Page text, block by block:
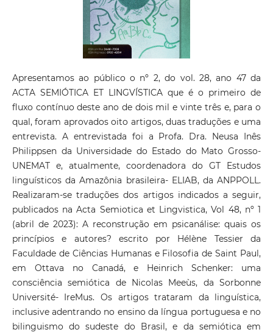
Apresentamos ao público o nº 2, do vol. 28, ano 47 da
ACTA SEMIÓTICA ET LINGVÍSTICA que é o primeiro de
fluxo contínuo deste ano de dois mil e vinte três e, para o
qual, foram aprovados oito artigos, duas traduções e uma
entrevista. A entrevistada foi a Profa. Dra. Neusa Inês
Philippsen da Universidade do Estado do Mato Grosso-
UNEMAT e, atualmente, coordenadora do GT Estudos
linguísticos da Amazônia brasileira- ELIAB, da ANPPOLL.
Realizaram-se traduções dos artigos indicados a seguir,
publicados na Acta Semiotica et Lingvistica, Vol 48, nº 1
(abril de 2023): A reconstrução em psicanálise: quais os
princípios e autores? escrito por Hélène Tessier da
Faculdade de Ciências Humanas e Filosofia de Saint Paul,
em Ottava no Canadá, e Heinrich Schenker: uma
consciência semiótica de Nicolas Meeùs, da Sorbonne
Université- IreMus. Os artigos trataram da linguística,
inclusive adentrando no ensino da língua portuguesa e no
bilinguismo do sudeste do Brasil, e da semiótica em